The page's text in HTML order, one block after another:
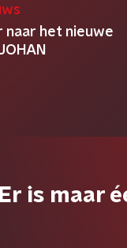
naar het nieuwe
Er is maar